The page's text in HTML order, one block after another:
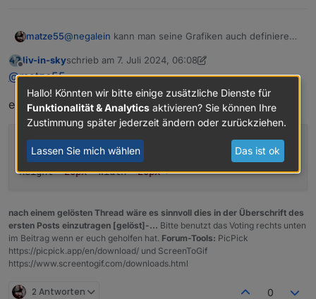
matze55@negalein kann man seine Grafiken auch definieren,
würde nur die Eintragung intterisiren wie man das
bewerkstelligt.
wie definiert man seine eigenen Grafiken.
danke
Offline
liv-in-skyschrieb am 7. Juli 2024, 06:08
zuletzt editiert von liv-in-sky7. Juli 2024, 08:08
@matze55
ein beispiel schaut dann ung. so aus:
let symbolOK= `<img
src="/vis.0/bilder/img/tankstellen/erstewahl.jpg"
height="20px" width="20px">`
nach einem gelösten Thread wäre es sinnvoll dies in der Überschrift des
ersten Posts einzutragen [gelöst]-... Bitte benutzt das Voting rechts unten
im Beitrag wenn er euch geholfen hat. Forum-Tools: PicPick
https://picpick.app/en/download/ und ScreenToGif
https://www.screentogif.com/downloads.html
2 Antworten 0
Hallo! Könnten wir bitte einige zusätzliche Dienste für
Funktionalität & Analytics aktivieren? Sie können Ihre
Zustimmung später jederzeit ändern oder zurückziehen.
Lassen Sie mich wählen Das ist ok